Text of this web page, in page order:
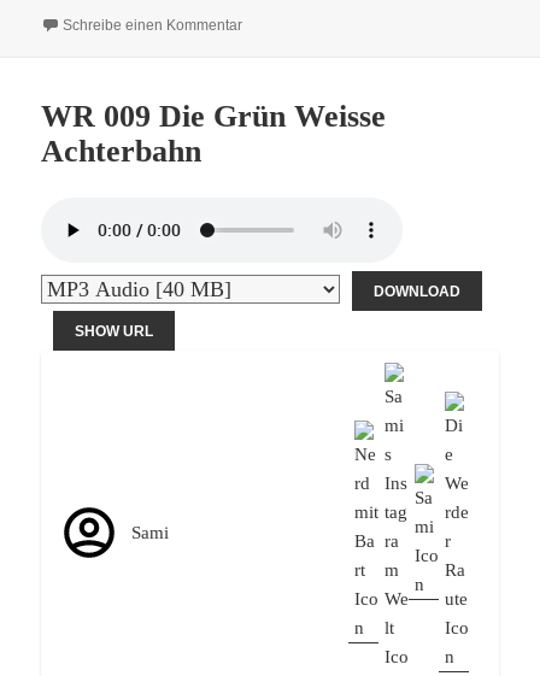
Schreibe einen Kommentarzu WR 010 Würzburg oder Offenbach, egal
WR 009 Die Grün Weisse
Achterbahn
DOWNLOAD
SHOW URL
Sami